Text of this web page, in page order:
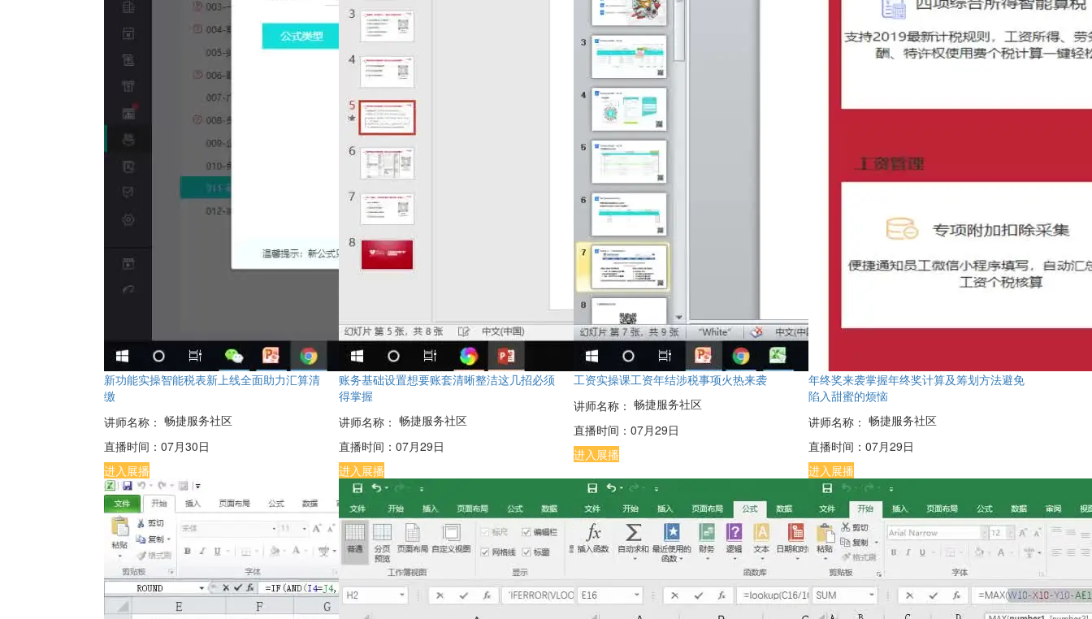
新功能实操智能税表新上线全面助力汇算清
缴
讲师名称： 畅捷服务社区
直播时间： 07月30日
进入展播
账务基础设置想要账套清晰整洁这几招必须
得掌握
讲师名称： 畅捷服务社区
直播时间： 07月29日
进入展播
工资实操课工资年结涉税事项火热来袭
讲师名称： 畅捷服务社区
直播时间： 07月29日
进入展播
年终奖来袭掌握年终奖计算及筹划方法避免
陷入甜蜜的烦恼
讲师名称： 畅捷服务社区
直播时间： 07月29日
进入展播